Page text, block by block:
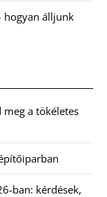
hogyan álljunk
meg a tökéletes
ban: kérdések,